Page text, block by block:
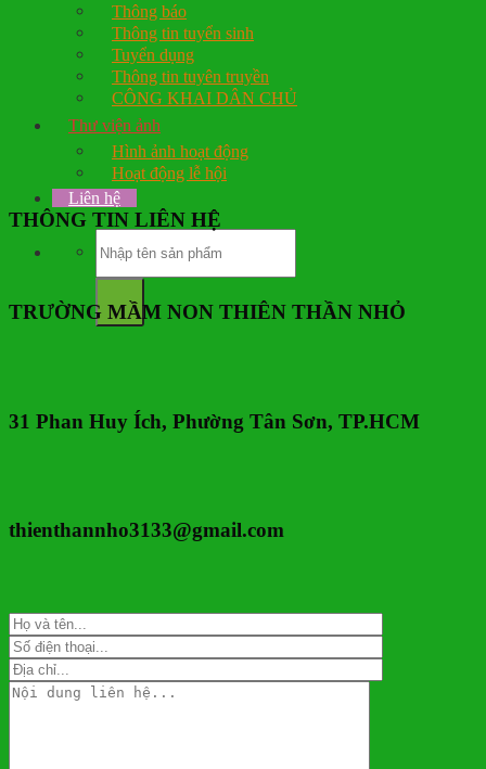
Thông báo
Thông tin tuyển sinh
Tuyển dụng
Thông tin tuyên truyền
CÔNG KHAI DÂN CHỦ
Thư viện ảnh
Hình ảnh hoạt động
Hoạt động lễ hội
Liên hệ
THÔNG TIN LIÊN HỆ
TRƯỜNG MẦM NON THIÊN THẦN NHỎ
31 Phan Huy Ích, Phường Tân Sơn, TP.HCM
thienthannho3133@gmail.com